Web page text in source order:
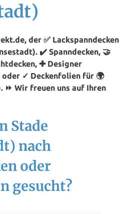
der ✅ Lackspanndecken
✔️ Spanndecken, 🤝
✚ Designer
oder ✓ Deckenfolien für 🌍
⏩ Wir freuen uns auf Ihren
Stade
nach
oder
gesucht?